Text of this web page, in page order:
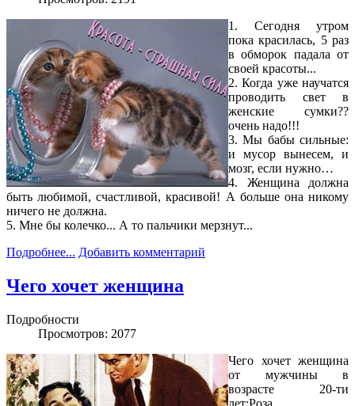
1. Сегодня утром
пока красилась, 5 раз
в обморок падала от
своей красоты...
2. Когда уже научатся
проводить свет в
женские сумки??
очень надо!!!
3. Мы бабы сильные:
и мусор вынесем, и
мозг, если нужно…
4. Женщина должна
быть любимой, счастливой, красивой! А больше она никому
ничего не должна.
5. Мне бы колечко... А то пальчики мерзнут...
Подробнее... Добавить комментарий
Чего хочет женщина
Подробности
Просмотров: 2077
Чего хочет женщина
от мужчины в
возрасте 20-ти